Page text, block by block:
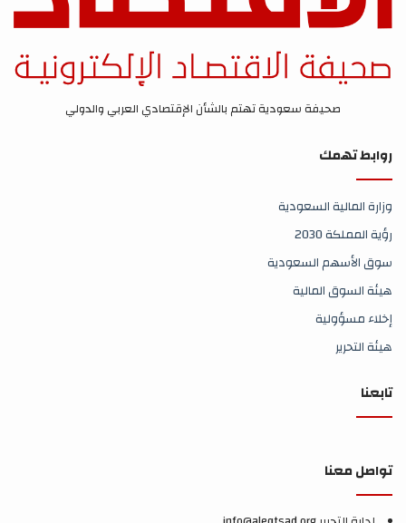
صحيفة سعودية تهتم بالشأن الإقتصادي العربي والدولي
روابط تهمك
وزارة المالية السعودية
رؤية المملكة 2030
سوق الأسهم السعودية
هيئة السوق المالية
إخلاء مسؤولية
هيئة التحرير
تابعنا
تواصل معنا